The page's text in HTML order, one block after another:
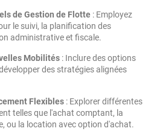
de Gestion de Flotte : Employez
le suivi, la planification des
administrative et fiscale.
Mobilités : Inclure des options
des stratégies alignées
Flexibles : Explorer différentes
telles que l'achat comptant, la
ou la location avec option d'achat.